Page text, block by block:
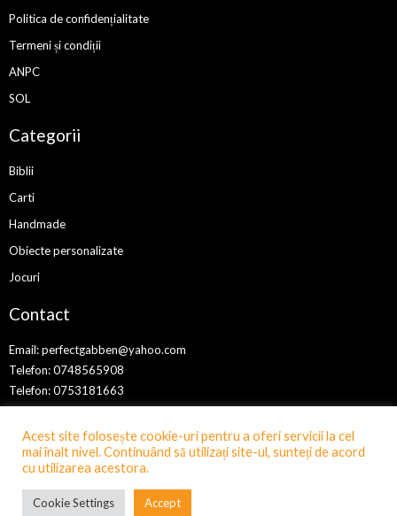
Politica de confidențialitate
Termeni și condiții
ANPC
SOL
Categorii
Biblii
Carti
Handmade
Obiecte personalizate
Jocuri
Contact
Email:perfectgabben@yahoo.com
Telefon: 0748565908
Telefon: 0753181663
Acest site folosește cookie-uri pentru a oferi servicii la cel
mai înalt nivel. Continuând să utilizați site-ul, sunteți de acord
cu utilizarea acestora.
Cookie Settings Accept